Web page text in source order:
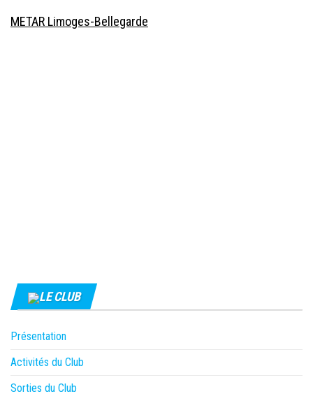
METAR Limoges-Bellegarde
LE CLUB
Présentation
Activités du Club
Sorties du Club